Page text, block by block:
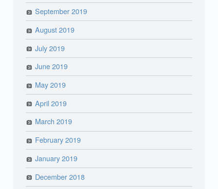
September 2019
August 2019
July 2019
June 2019
May 2019
April 2019
March 2019
February 2019
January 2019
December 2018